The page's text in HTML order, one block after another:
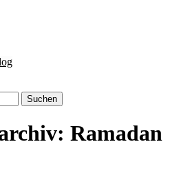
Ramadan